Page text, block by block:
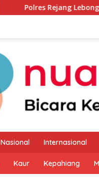
Lebong Ungkap Dua
Nasional Internasional
Kaur Kepahiang